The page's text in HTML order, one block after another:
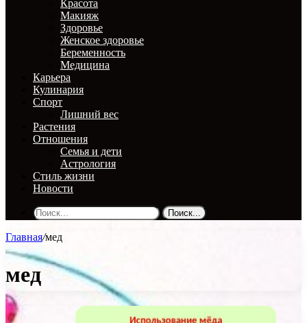
Красота
Макияж
Здоровье
Женское здоровье
Беременность
Медицина
Карьера
Кулинария
Спорт
Лишний вес
Растения
Отношения
Семья и дети
Астрология
Стиль жизни
Новости
Поиск...
Главная/мед
мед